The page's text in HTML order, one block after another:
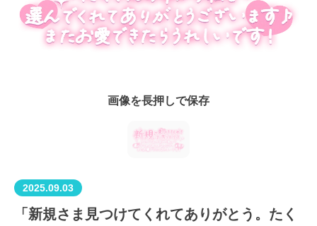
画像を長押しで保存
2025.09.03
「新規さま見つけてくれてありがとう。たく